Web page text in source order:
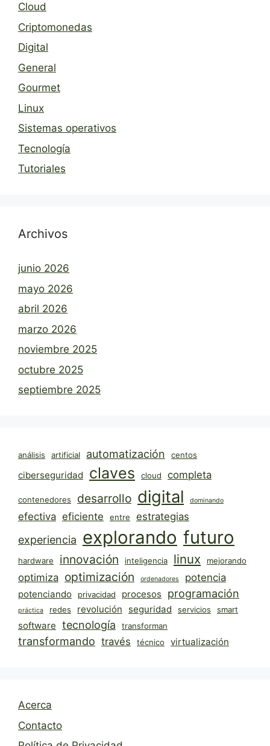
Cloud
Criptomonedas
Digital
General
Gourmet
Linux
Sistemas operativos
Tecnología
Tutoriales
Archivos
junio 2026
mayo 2026
abril 2026
marzo 2026
noviembre 2025
octubre 2025
septiembre 2025
análisis artificial automatización centos
ciberseguridad claves cloud completa
contenedores desarrollo digital dominando
efectiva eficiente entre estrategias
experiencia explorando futuro
hardware innovación inteligencia linux mejorando
optimiza optimización ordenadores potencia
potenciando privacidad procesos programación
práctica redes revolución seguridad servicios smart
software tecnología transforman
transformando través técnico virtualización
Acerca
Contacto